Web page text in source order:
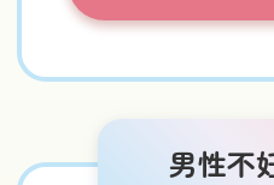
男性不